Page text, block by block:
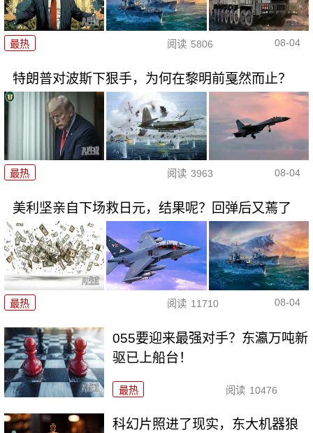
最热 阅读 5806 08-04
特朗普对波斯下狠手，为何在黎明前戛然而止？
最热 阅读 3963 08-04
美利坚亲自下场救日元，结果呢？回弹后又蔫了
最热 阅读 11710 08-04
055要迎来最强对手？东瀛万吨新
驱已上船台！
最热 阅读 10476
科幻片照进了现实，东大机器狼